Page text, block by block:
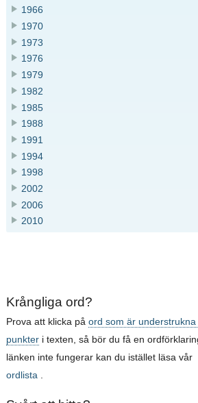
1966
1970
1973
1976
1979
1982
1985
1988
1991
1994
1998
2002
2006
2010
Krångliga ord?
Prova att klicka på ord som är understrukna
punkteri texten, så bör du få en
länken inte fungerar kan du istället läsa vår
ordlista